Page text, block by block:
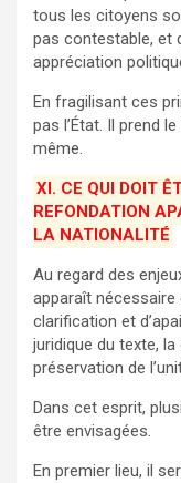
tous les citoyens
pas contestable, et
appréciation
En fragilisant ces
pas l’État. Il prend
même.
XI. CE QUI DOIT
REFONDATION
LA NATIONALITÉ
Au regard des
apparaît nécessaire
clarification et
juridique du texte,
préservation de
Dans cet esprit,
être envisagées.
En premier lieu, il